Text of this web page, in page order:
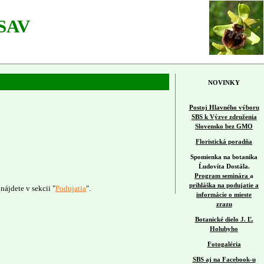
NOVINKY
Postoj Hlavného výboru
SBS k Výzve združenia
Slovensko bez GMO
Floristická poradňa
Spomienka na botanika
Ĺudovíta Dostála.
Program seminára a
prihláška na podujatie a
informácie o mieste
zrazu
Botanické dielo J. Ľ.
Holubyho
Fotogaléria
SBS aj na Facebook-u
v sekcii "Podujatia".